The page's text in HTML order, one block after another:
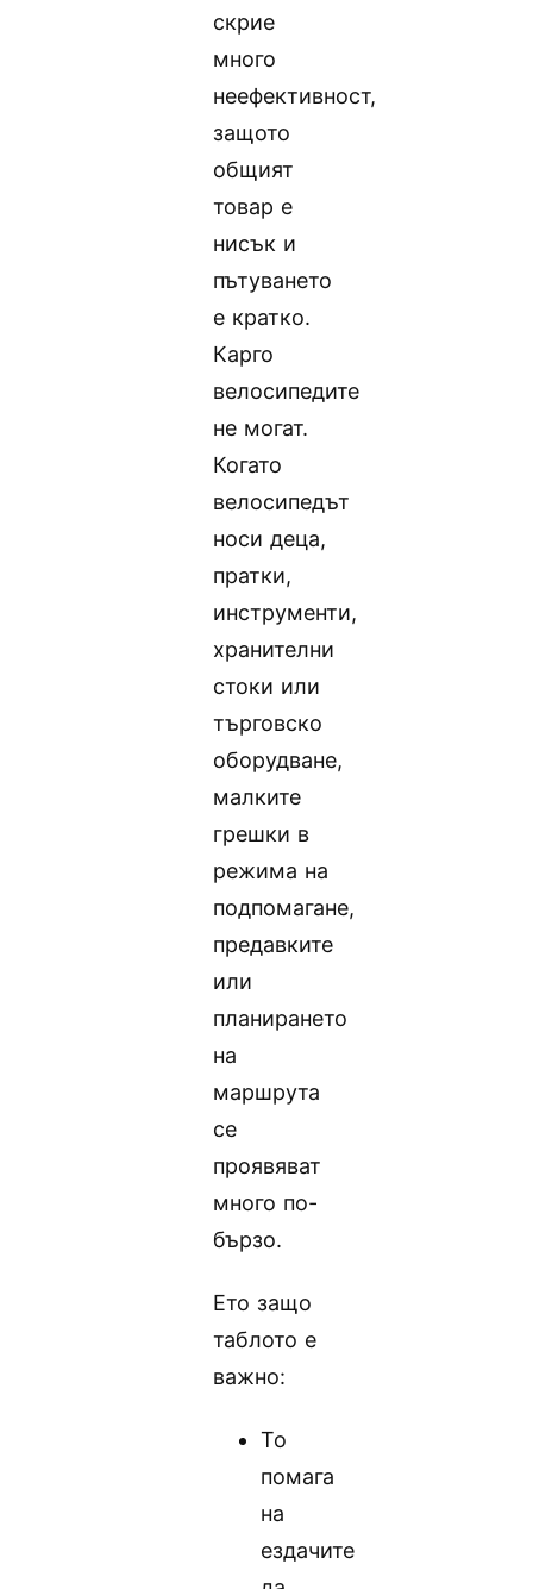
скрие
много
неефективност,
защото
общият
товар е
нисък и
пътуването
е кратко.
Карго
велосипедите
не могат.
Когато
велосипедът
носи деца,
пратки,
инструменти,
хранителни
стоки или
търговско
оборудване,
малките
грешки в
режима на
подпомагане,
предавките
или
планирането
на
маршрута
се
проявяват
много по-
бързо.
Ето защо
таблото е
важно:
То
помага
на
ездачите